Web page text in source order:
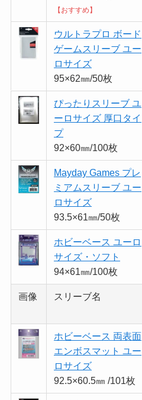
【おすすめ】
ウルトラプロ ボード
ゲームスリーブ ユー
ロサイズ
95×62㎜/50枚
ぴったりスリーブ ユ
ーロサイズ 厚口タイ
プ
92×60㎜/100枚
Mayday Games プレ
ミアムスリーブ ユー
ロサイズ
93.5×61㎜/50枚
ホビーベース ユーロ
サイズ・ソフト
94×61㎜/100枚
画像 スリーブ名
ホビーベース 両表面
エンボスマット ユー
ロサイズ
92.5×60.5㎜ /101枚